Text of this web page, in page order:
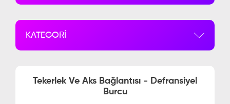
KATEGORİ
Tekerlek Ve Aks Bağlantısı - Defransiyel
Burcu